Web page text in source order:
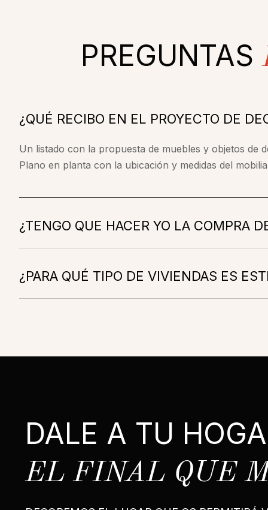
PREGUNTAS
¿QUÉ RECIBO EN EL PROYECTO DE
Un listado con la propuesta de muebles y objetos de
Plano en planta con la ubicación y medidas del
¿TENGO QUE HACER YO LA COMPRA
¿PARA QUÉ TIPO DE VIVIENDAS ES
DALE A TU
EL FINAL QUE